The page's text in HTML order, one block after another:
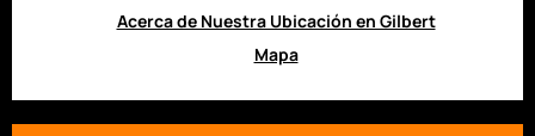
Acerca de Nuestra Ubicación en Gilbert
Mapa